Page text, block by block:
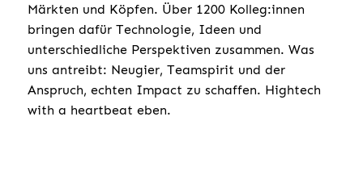
Märkten und Köpfen. Über 1200 Kolleg:innen
bringen dafür Technologie, Ideen und
unterschiedliche Perspektiven zusammen. Was
uns antreibt: Neugier, Teamspirit und der
Anspruch, echten Impact zu schaffen. Hightech
with a heartbeat eben.